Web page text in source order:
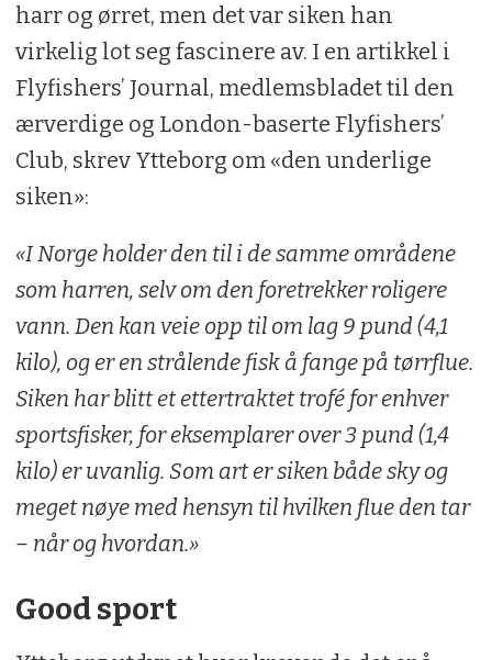
harr og ørret, men det var siken han
virkelig lot seg fascinere av. I en artikkel i
Flyfishers’ Journal, medlemsbladet til den
ærverdige og London-baserte Flyfishers’
Club, skrev Ytteborg om «den underlige
siken»:
«I Norge holder den til i de samme områdene
som harren, selv om den foretrekker roligere
vann. Den kan veie opp til om lag 9 pund (4,1
kilo), og er en strålende fisk å fange på tørrflue.
Siken har blitt et ettertraktet trofé for enhver
sportsfisker, for eksemplarer over 3 pund (1,4
kilo) er uvanlig. Som art er siken både sky og
meget nøye med hensyn til hvilken flue den tar
– når og hvordan.»
Good sport